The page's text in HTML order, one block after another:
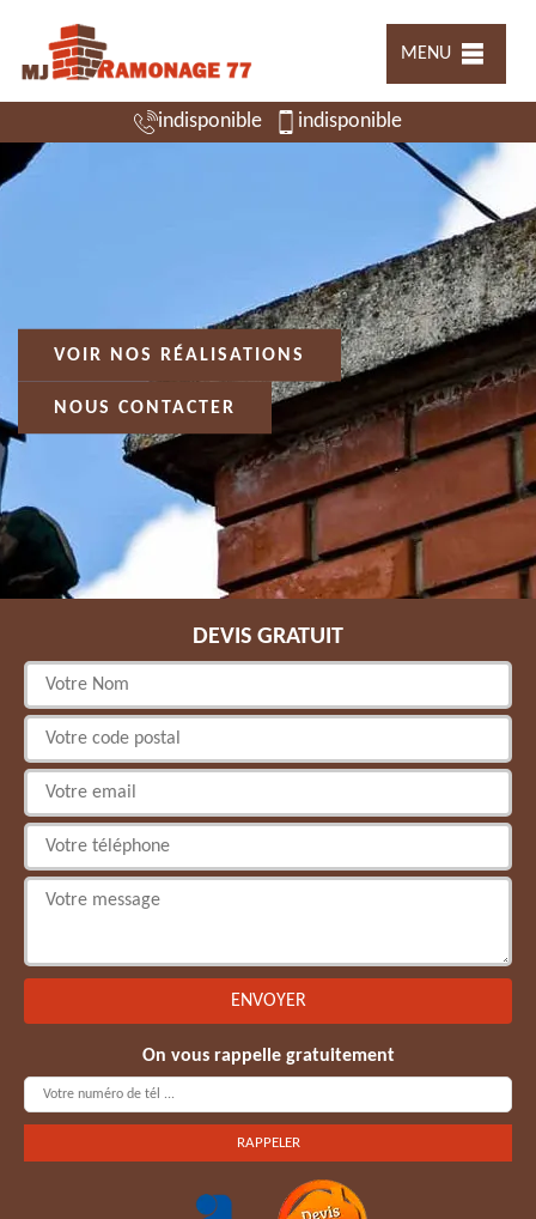
MENU
indisponible indisponible
VOIR NOS RÉALISATIONS
NOUS CONTACTER
DEVIS GRATUIT
On vous rappelle gratuitement